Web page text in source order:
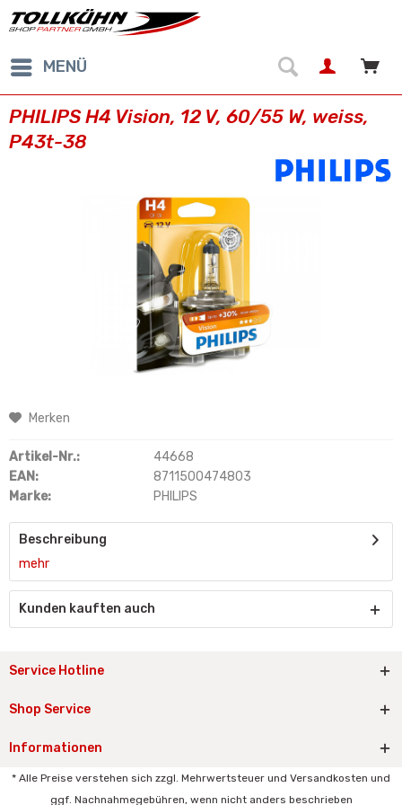
MENÜ
PHILIPS H4 Vision, 12 V, 60/55 W, weiss,
P43t-38
Merken
Artikel-Nr.:
44668
EAN:
8711500474803
Marke:
PHILIPS
Beschreibung
mehr
Kunden kauften auch
Service Hotline
Shop Service
Informationen
* Alle Preise verstehen sich zzgl. Mehrwertsteuer und Versandkosten und
ggf. Nachnahmegebühren, wenn nicht anders beschrieben